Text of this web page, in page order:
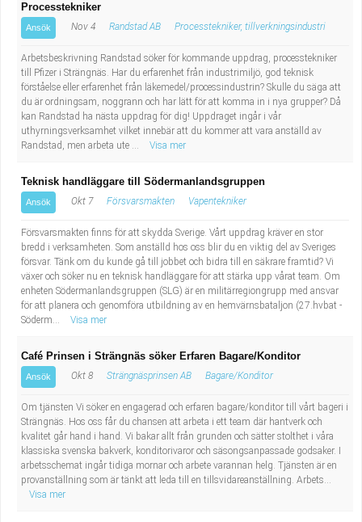
Pedagogiskt arbete
Sanering och renhållning
Socialt arbete
Säkerhetsarbete
Tekniskt arbete
Transport
sekreterare
Lastbilsförare m.fl.
Fastighetsskötare
Informatör/Kommunikatör
Brevbärare
Sjuksköterska, grundutbildad
Kock, storhushåll
Undersköterska, vård- o specialavd. o mottagning
Administrativ assistent
Lärare i gymnasiet
Processtekniker
Ansök Nov 4 Randstad AB Processtekniker, tillverkningsindustri
Arbetsbeskrivning Randstad söker för kommande uppdrag, processtekniker
till Pfizer i Strängnäs. Har du erfarenhet från industrimiljö, god teknisk
förståelse eller erfarenhet från läkemedel/processindustrin? Skulle du säga att
du är ordningsam, noggrann och har lätt för att komma in i nya grupper? Då
kan Randstad ha nästa uppdrag för dig! Uppdraget ingår i vår
uthyrningsverksamhet vilket innebär att du kommer att vara anställd av
Randstad, men arbeta ute ...
Visa mer
Teknisk handläggare till Södermanlandsgruppen
Ansök Okt 7 Försvarsmakten Vapentekniker
Försvarsmakten finns för att skydda Sverige. Vårt uppdrag kräver en stor
bredd i verksamheten. Som anställd hos oss blir du en viktig del av Sveriges
försvar. Tänk om du kunde gå till jobbet och bidra till en säkrare framtid? Vi
växer och söker nu en teknisk handläggare för att stärka upp vårat team. Om
enheten Södermanlandsgruppen (SLG) är en militärregiongrupp med ansvar
för att planera och genomföra utbildning av en hemvärnsbataljon (27.hvbat -
Söderm...
Visa mer
Café Prinsen i Strängnäs söker Erfaren Bagare/Konditor
Ansök Okt 8 Strängnäsprinsen AB Bagare/Konditor
Om tjänsten Vi söker en engagerad och erfaren bagare/konditor till vårt bageri i
Strängnäs. Hos oss får du chansen att arbeta i ett team där hantverk och
kvalitet går hand i hand. Vi bakar allt från grunden och sätter stolthet i våra
klassiska svenska bakverk, konditorivaror och säsongsanpassade godsaker. I
arbetsschemat ingår tidiga mornar och arbete varannan helg. Tjänsten är en
provanställning som är tänkt att leda till en tillsvidareanställning. Arbets...
Visa mer